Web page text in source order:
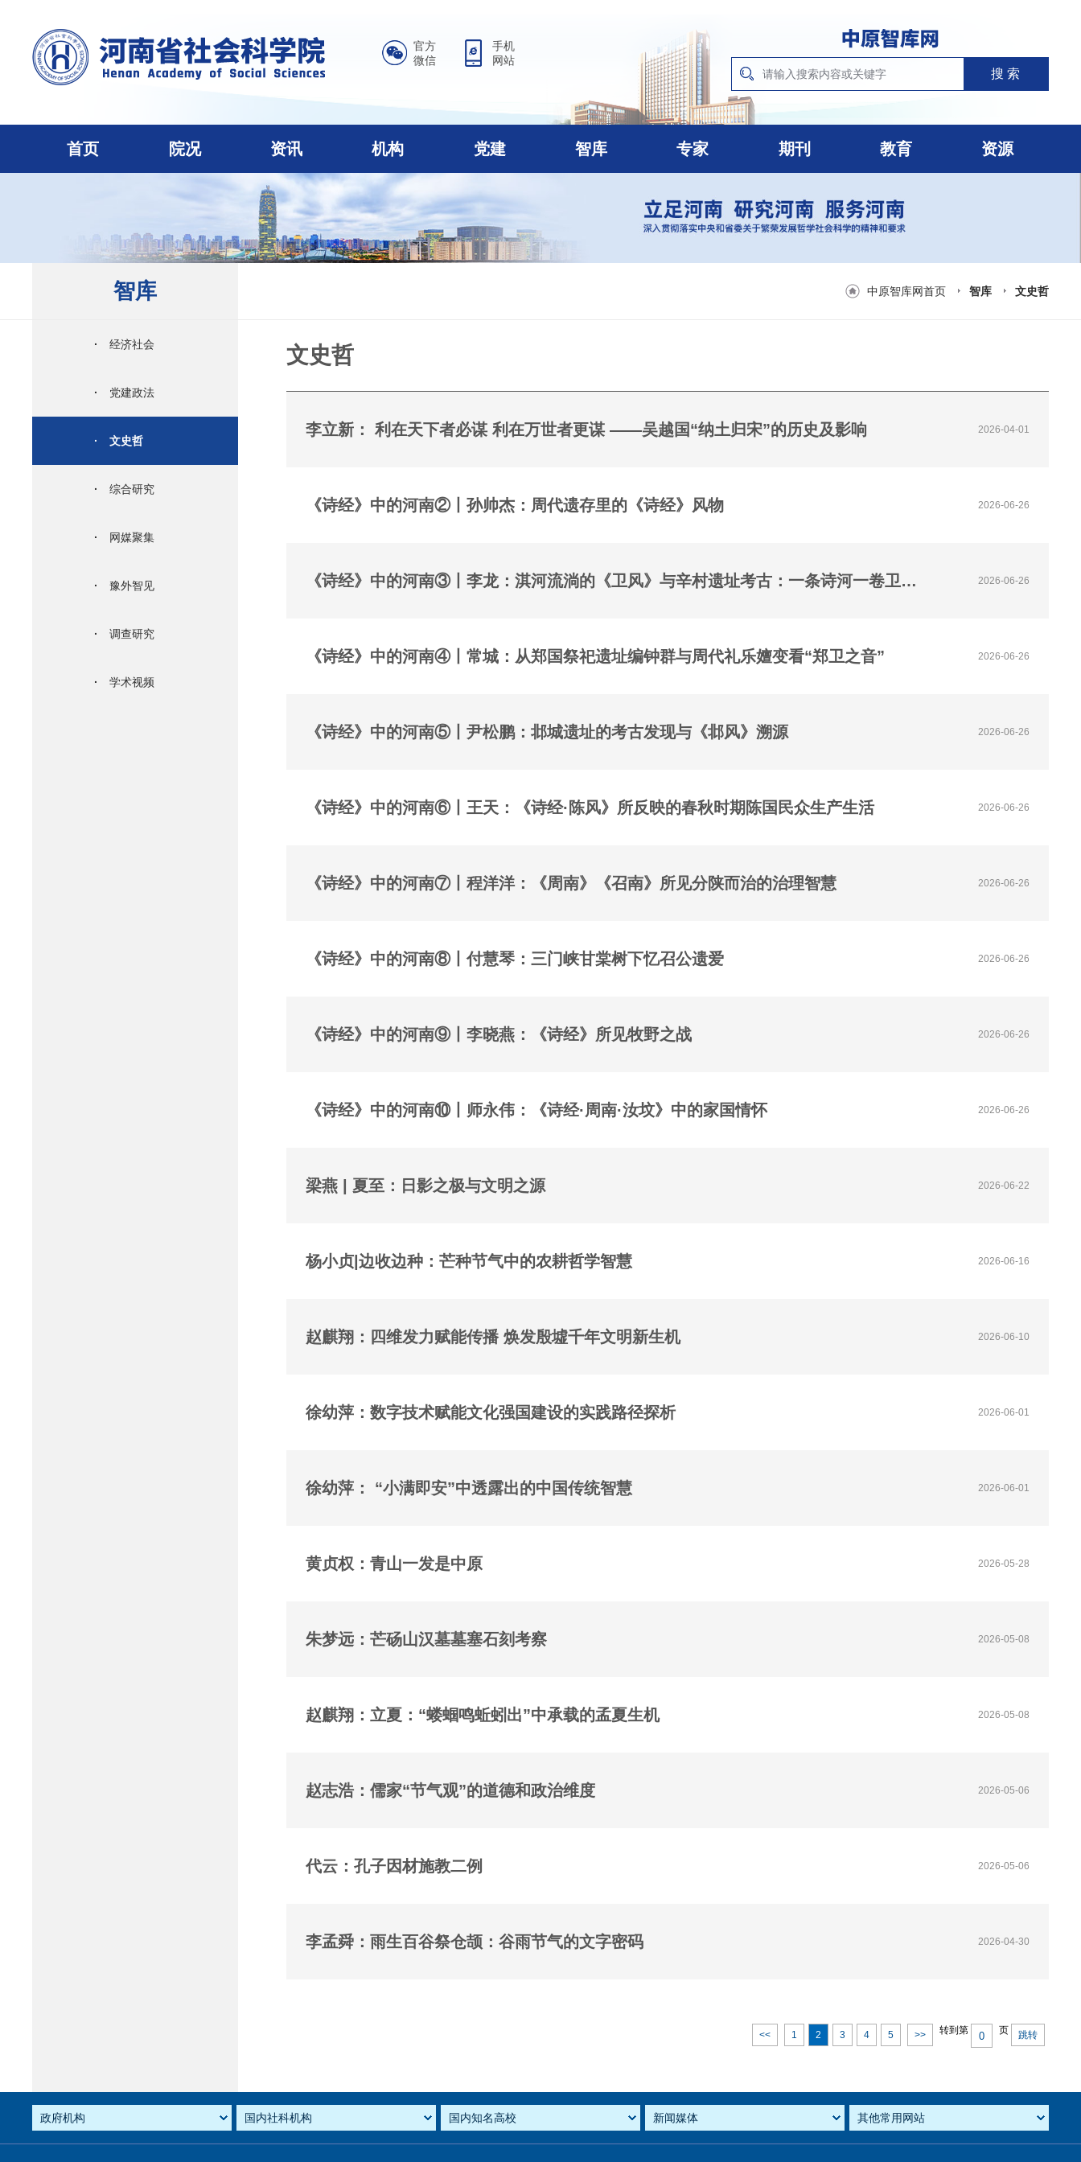
官方
微信
手机
网站
首页 院况 资讯 机构 党建 智库 专家 期刊 教育 资源
智库 中原智库网首页 智库 文史哲
· 经济社会
· 党建政法
· 文史哲
· 综合研究
· 网媒聚集
· 豫外智见
· 调查研究
· 学术视频
文史哲
李立新： 利在天下者必谋 利在万世者更谋 ——吴越国“纳土归宋”的历史及影响 2026-04-01
《诗经》中的河南②丨孙帅杰：周代遗存里的《诗经》风物 2026-06-26
《诗经》中的河南③丨李龙：淇河流淌的《卫风》与辛村遗址考古：一条诗河一卷卫风一座古都遗存的千年传承 2026-06-26
《诗经》中的河南④丨常城：从郑国祭祀遗址编钟群与周代礼乐嬗变看“郑卫之音” 2026-06-26
《诗经》中的河南⑤丨尹松鹏：邶城遗址的考古发现与《邶风》溯源 2026-06-26
《诗经》中的河南⑥丨王天：《诗经·陈风》所反映的春秋时期陈国民众生产生活 2026-06-26
《诗经》中的河南⑦丨程洋洋：《周南》《召南》所见分陕而治的治理智慧 2026-06-26
《诗经》中的河南⑧丨付慧琴：三门峡甘棠树下忆召公遗爱 2026-06-26
《诗经》中的河南⑨丨李晓燕：《诗经》所见牧野之战 2026-06-26
《诗经》中的河南⑩丨师永伟：《诗经·周南·汝坟》中的家国情怀 2026-06-26
梁燕 | 夏至：日影之极与文明之源 2026-06-22
杨小贞|边收边种：芒种节气中的农耕哲学智慧 2026-06-16
赵麒翔：四维发力赋能传播 焕发殷墟千年文明新生机 2026-06-10
徐幼萍：数字技术赋能文化强国建设的实践路径探析 2026-06-01
徐幼萍： “小满即安”中透露出的中国传统智慧 2026-06-01
黄贞权：青山一发是中原 2026-05-28
朱梦远：芒砀山汉墓墓塞石刻考察 2026-05-08
赵麒翔：立夏：“蝼蝈鸣蚯蚓出”中承载的孟夏生机 2026-05-08
赵志浩：儒家“节气观”的道德和政治维度 2026-05-06
代云：孔子因材施教二例 2026-05-06
李孟舜：雨生百谷祭仓颉：谷雨节气的文字密码 2026-04-30
<< 1 2 3 4 5 >> 转到第 页 跳转